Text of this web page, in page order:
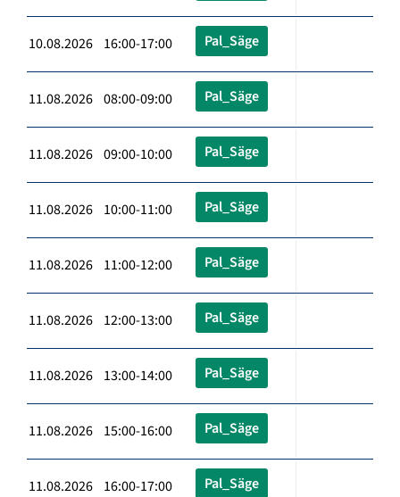
10.08.2026 16:00-17:00 Pal_Säge
11.08.2026 08:00-09:00 Pal_Säge
11.08.2026 09:00-10:00 Pal_Säge
11.08.2026 10:00-11:00 Pal_Säge
11.08.2026 11:00-12:00 Pal_Säge
11.08.2026 12:00-13:00 Pal_Säge
11.08.2026 13:00-14:00 Pal_Säge
11.08.2026 15:00-16:00 Pal_Säge
11.08.2026 16:00-17:00 Pal_Säge